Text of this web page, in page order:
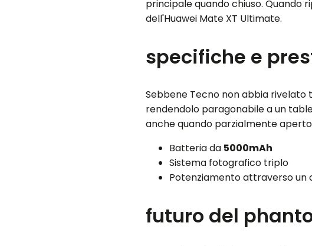
principale quando chiuso. Quando
dell'Huawei Mate XT Ultimate.
specifiche e
Sebbene Tecno non abbia
rendendolo paragonabile a un
anche quando parzialmente
Batteria da 5000mAh
Sistema fotografico triplo
Potenziamento attraverso un
futuro del